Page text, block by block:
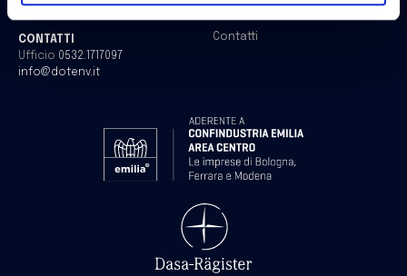
CONTATTI
Ufficio 0532.1717097
info@dotenv.it
Lavora con noi
Contatti